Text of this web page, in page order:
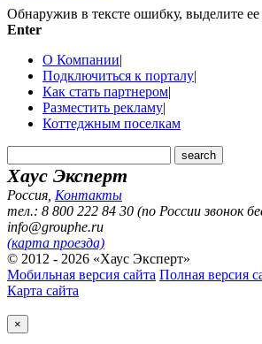
Обнаружив в тексте ошибку, выделите
Enter
О Компании|
Подключиться к порталу|
Как стать партнером|
Разместить рекламу|
Коттеджным поселкам
Хаус Эксперт
Россия Контакты
тел.: 8 800 222 84 30 (по России звонок
info@grouphe.ru
(карта проезда)
© 2012 - 2026 «Хаус Эксперт»
Мобильная версия сайта Полная версия
Карта сайта
×